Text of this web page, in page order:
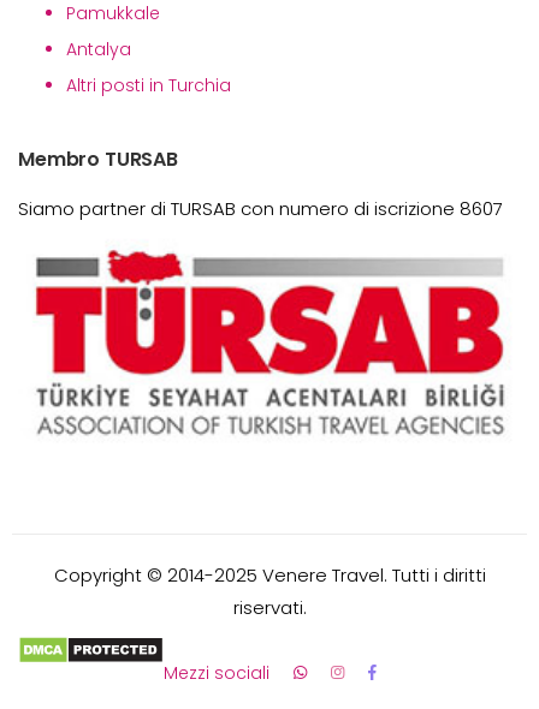
Pamukkale
Antalya
Altri posti in Turchia
Membro TURSAB
Siamo partner di TURSAB con numero di iscrizione 8607
Copyright © 2014-2025 Venere Travel. Tutti i diritti
riservati.
Mezzi sociali